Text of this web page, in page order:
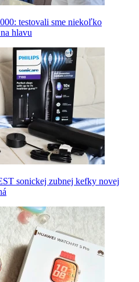
testovali sme niekoľko
hlavu
sonickej zubnej kefky novej